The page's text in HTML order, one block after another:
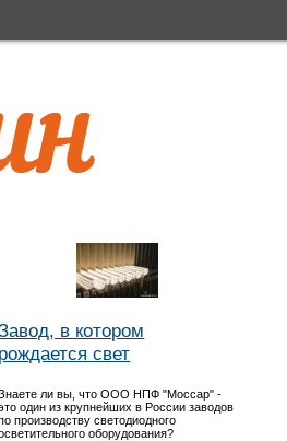
в котором
рождается свет
ли вы, что ООО НПФ "Моссар" -
один из крупнейших в России заводов
производству светодиодного
оборудования?